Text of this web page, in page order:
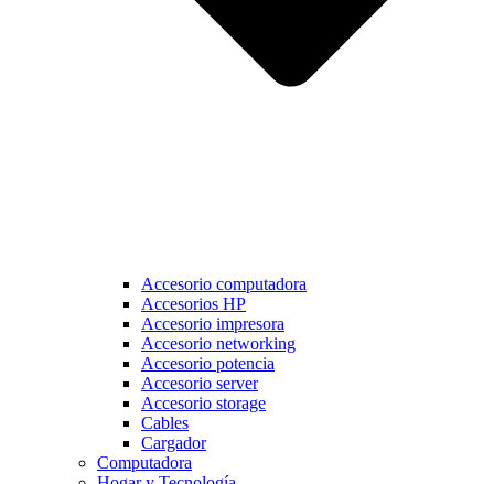
Accesorio computadora
Accesorios HP
Accesorio impresora
Accesorio networking
Accesorio potencia
Accesorio server
Accesorio storage
Cables
Cargador
Computadora